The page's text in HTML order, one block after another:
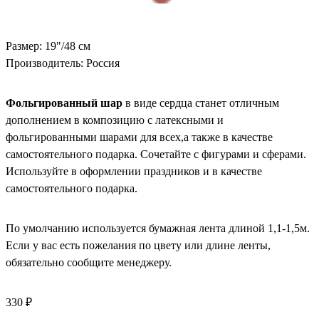
Размер: 19"/48 см
Производитель: Россия
Фольгированный шар в виде сердца станет отличным
дополнением в композицию с латексными и
фольгированными шарами для всех,а также в качестве
самостоятельного подарка. Сочетайте с фигурами и сферами.
Используйте в оформлении праздников и в качестве
самостоятельного подарка.
По умолчанию используется бумажная лента длиной 1,1-1,5м.
Если у вас есть пожелания по цвету или длине ленты,
обязательно сообщите менеджеру.
330 ₽